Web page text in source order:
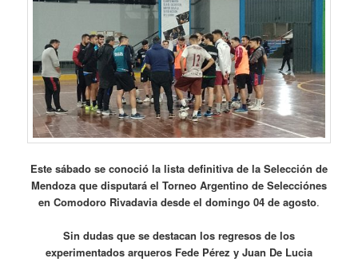
Este sábado se conoció la lista definitiva de la Selección de
Mendoza que disputará el Torneo Argentino de Selecciónes
en Comodoro Rivadavia desde el domingo 04 de agosto.
Sin dudas que se destacan los regresos de los
experimentados arqueros Fede Pérez y Juan De Lucia